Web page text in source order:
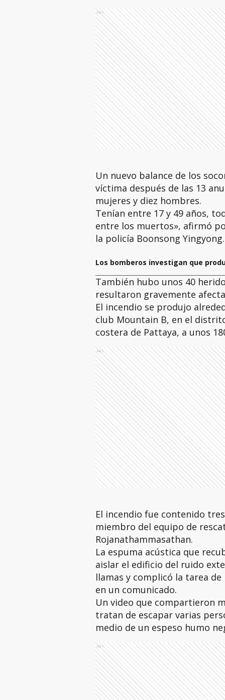
Ads
Un nuevo balance de los
víctima después de las 13
mujeres y diez hombres.
Tenían entre 17 y 49 años,
entre los muertos», afirmó
la policía Boonsong Yingyong.
Los bomberos investigan que
También hubo unos 40
resultaron gravemente
El incendio se produjo
club Mountain B, en el
costera de Pattaya, a unos
Ads
El incendio fue contenido
miembro del equipo de
Rojanathammasathan.
La espuma acústica que
aislar el edificio del ruido
llamas y complicó la tarea
en un comunicado.
Un video que compartieron
tratan de escapar varias
medio de un espeso humo
Ads